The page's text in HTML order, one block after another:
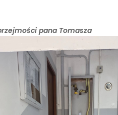
pana Tomasza